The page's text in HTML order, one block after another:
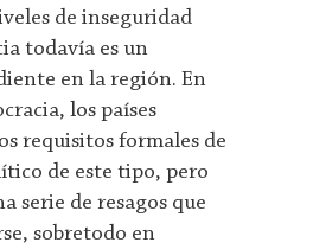
de inseguridad
todavía es un
en la región. En
los países
requisitos formales de
de este tipo, pero
serie de resagos que
sobretodo en